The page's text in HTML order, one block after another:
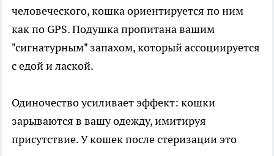
человеческого, кошка ориентируется по ним
как по GPS. Подушка пропитана вашим
"сигнатурным" запахом, который ассоциируется
с едой и лаской.
Одиночество усиливает эффект: кошки
зарываются в вашу одежду, имитируя
присутствие. У кошек после стеризации это